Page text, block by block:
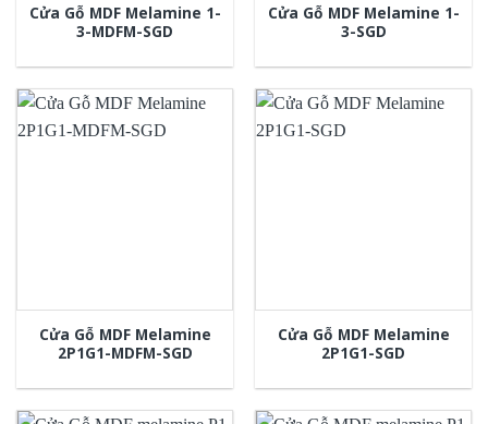
Cửa Gỗ MDF Melamine 1-
3-MDFM-SGD
Cửa Gỗ MDF Melamine 1-
3-SGD
Cửa Gỗ MDF Melamine
2P1G1-MDFM-SGD
Cửa Gỗ MDF Melamine
2P1G1-SGD